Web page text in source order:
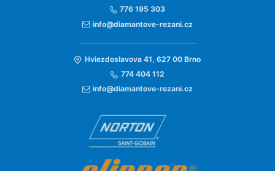
776 195 303
info@diamantove-rezani.cz
Hviezdoslavova 41, 627 00 Brno
774 404 112
info@diamantove-rezani.cz